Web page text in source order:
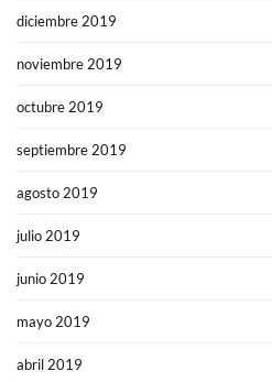
diciembre 2019
noviembre 2019
octubre 2019
septiembre 2019
agosto 2019
julio 2019
junio 2019
mayo 2019
abril 2019